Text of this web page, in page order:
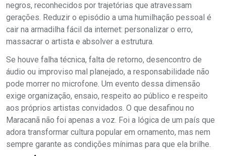
negros, reconhecidos por trajetórias que atravessam
gerações. Reduzir o episódio a uma humilhação pessoal é
cair na armadilha fácil da internet: personalizar o erro,
massacrar o artista e absolver a estrutura.
Se houve falha técnica, falta de retorno, desencontro de
áudio ou improviso mal planejado, a responsabilidade não
pode morrer no microfone. Um evento dessa dimensão
exige organização, ensaio, respeito ao público e respeito
aos próprios artistas convidados. O que desafinou no
Maracanã não foi apenas a voz. Foi a lógica de um país que
adora transformar cultura popular em ornamento, mas nem
sempre garante as condições mínimas para que ela brilhe.